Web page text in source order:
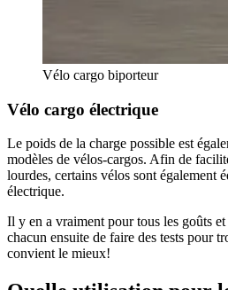
Vélo cargo biporteur
Vélo cargo électrique
Le poids de la charge possible est
modèles de vélos-cargos. Afin de
lourdes, certains vélos sont également
électrique.
Il y en a vraiment pour tous les goûts
chacun ensuite de faire des tests pour
convient le mieux!